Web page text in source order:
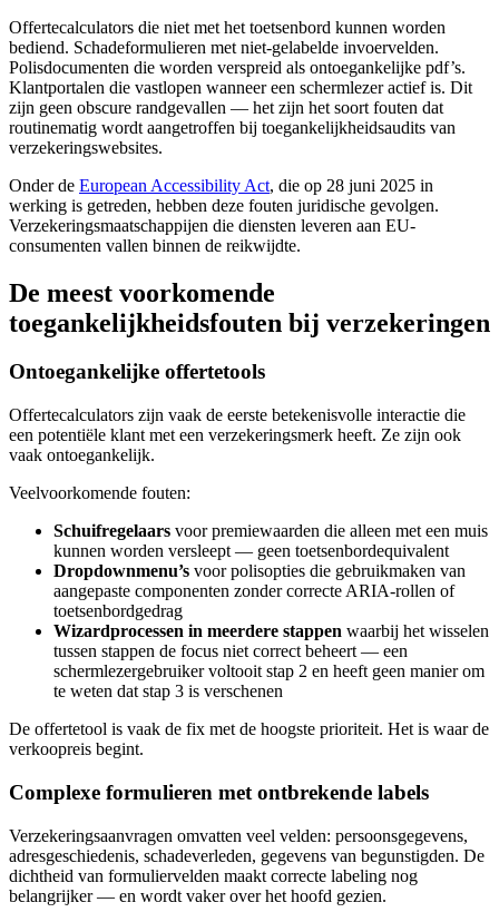
Offertecalculators die niet met het toetsenbord kunnen worden
bediend. Schadeformulieren met niet-gelabelde invoervelden.
Polisdocumenten die worden verspreid als ontoegankelijke pdf’s.
Klantportalen die vastlopen wanneer een schermlezer actief is. Dit
zijn geen obscure randgevallen — het zijn het soort fouten dat
routinematig wordt aangetroffen bij toegankelijkheidsaudits van
verzekeringswebsites.
Onder de European Accessibility Act, die op 28 juni 2025 in
werking is getreden, hebben deze fouten juridische gevolgen.
Verzekeringsmaatschappijen die diensten leveren aan EU-
consumenten vallen binnen de reikwijdte.
De meest voorkomende
toegankelijkheidsfouten bij verzekeringen
Ontoegankelijke offertetools
Offertecalculators zijn vaak de eerste betekenisvolle interactie die
een potentiële klant met een verzekeringsmerk heeft. Ze zijn ook
vaak ontoegankelijk.
Veelvoorkomende fouten:
Schuifregelaars voor premiewaarden die alleen met een muis
kunnen worden versleept — geen toetsenbordequivalent
Dropdownmenu’s voor polisopties die gebruikmaken van
aangepaste componenten zonder correcte ARIA-rollen of
toetsenbordgedrag
Wizardprocessen in meerdere stappen waarbij het wisselen
tussen stappen de focus niet correct beheert — een
schermlezergebruiker voltooit stap 2 en heeft geen manier om
te weten dat stap 3 is verschenen
De offertetool is vaak de fix met de hoogste prioriteit. Het is waar de
verkoopreis begint.
Complexe formulieren met ontbrekende labels
Verzekeringsaanvragen omvatten veel velden: persoonsgegevens,
adresgeschiedenis, schadeverleden, gegevens van begunstigden. De
dichtheid van formuliervelden maakt correcte labeling nog
belangrijker — en wordt vaker over het hoofd gezien.